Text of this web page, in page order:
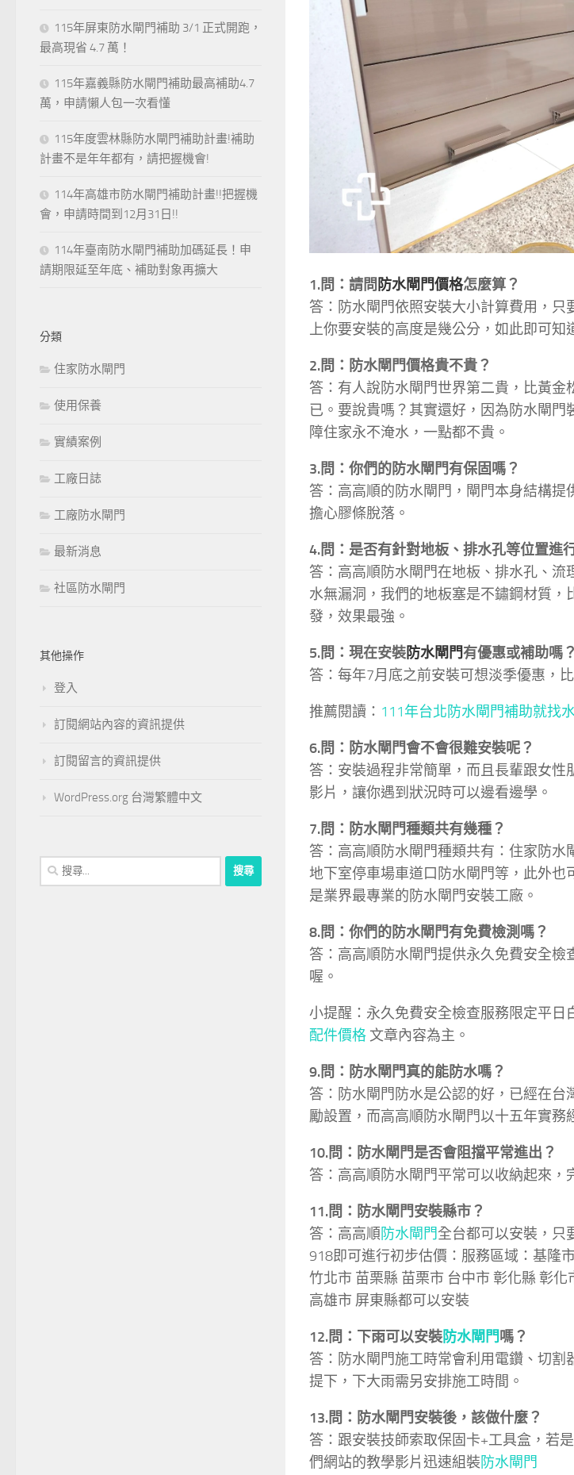
1.問：請問 防水閘門價格怎麼算？
答：防水閘門依照安裝大小計算費用，
上你要安裝的高度是幾公分，如此即可知
2.問：防水閘門價格貴不貴？
答：有人說防水閘門世界第二貴，比黃
已。要說貴嗎？其實還好，因為防水閘
障住家永不淹水，一點都不貴。
3.問：你們的防水閘門有保固嗎？
答：高高順的防水閘門，閘門本身結構提
擔心膠條脫落。
4.問：是否有針對地板、排水孔等位置進
答：高高順防水閘門在地板、排水孔、
水無漏洞，我們的地板塞是不鏽鋼材質
發，效果最強。
5.問：現在安裝防水閘門有優惠或補助嗎？
答：每年7月底之前安裝可想淡季優惠，
推薦閱讀： 111年台北防水閘門補助就找
6.問：防水閘門會不會很難安裝呢？
答：安裝過程非常簡單，而且長輩跟女
影片，讓你遇到狀況時可以邊看邊學。
7.問：防水閘門種類共有幾種？
答：高高順防水閘門種類共有：住家防水
地下室停車場車道口防水閘門等，此外也
是業界最專業的防水閘門安裝工廠。
8.問：你們的防水閘門有免費檢測嗎？
答：高高順防水閘門提供永久免費安全檢
喔。
小提醒：永久免費安全檢查服務限定平日
配件價格 文章內容為主。
9.問：防水閘門真的能防水嗎？
答：防水閘門防水是公認的好，已經在
勵設置，而高高順防水閘門以十五年實務
10.問：防水閘門是否會阻擋平常進出？
答：高高順防水閘門平常可以收納起來，
11.問：防水閘門安裝縣市？
答：高高順防水閘門全台都可以安裝，只
918即可進行初步估價：服務區域：基隆
竹北市 苗栗縣 苗栗市 台中市 彰化縣 彰
高雄市 屏東縣都可以安裝
12.問：下雨可以安裝防水閘門嗎？
答：防水閘門施工時常會利用電鑽、切
提下，下大雨需另安排施工時間。
13.問：防水閘門安裝後，該做什麼？
答：跟安裝技師索取保固卡+工具盒，若
們網站的教學影片迅速組裝防水閘門
115年屏東防水閘門補助 3/1 正式開跑，
最高現省 4.7 萬！
115年嘉義縣防水閘門補助最高補助4.7
萬，申請懶人包一次看懂
115年度雲林縣防水閘門補助計畫!補助
計畫不是年年都有，請把握機會!
114年高雄市防水閘門補助計畫!!把握機
會，申請時間到12月31日!!
114年臺南防水閘門補助加碼延長！申
請期限延至年底、補助對象再擴大
分類
住家防水閘門
使用保養
實績案例
工廠日誌
工廠防水閘門
最新消息
社區防水閘門
其他操作
登入
訂閱網站內容的資訊提供
訂閱留言的資訊提供
WordPress.org 台灣繁體中文
搜
尋